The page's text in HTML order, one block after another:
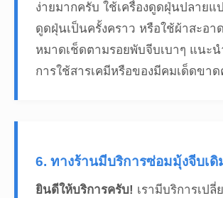
ง่ายมากครับ ใช้เครื่องดูดฝุ่นปลายแ
ดูดฝุ่นเป็นครั้งคราว หรือใช้ผ้าสะอ
หมาดเช็ดตามรอยพับจีบเบาๆ แนะน
การใช้สารเคมีหรือของมีคมเด็ดขาด
6. ทางร้านมีบริการซ่อมมุ้งจีบเ
ยินดีให้บริการครับ! เรามีบริการเปลี่